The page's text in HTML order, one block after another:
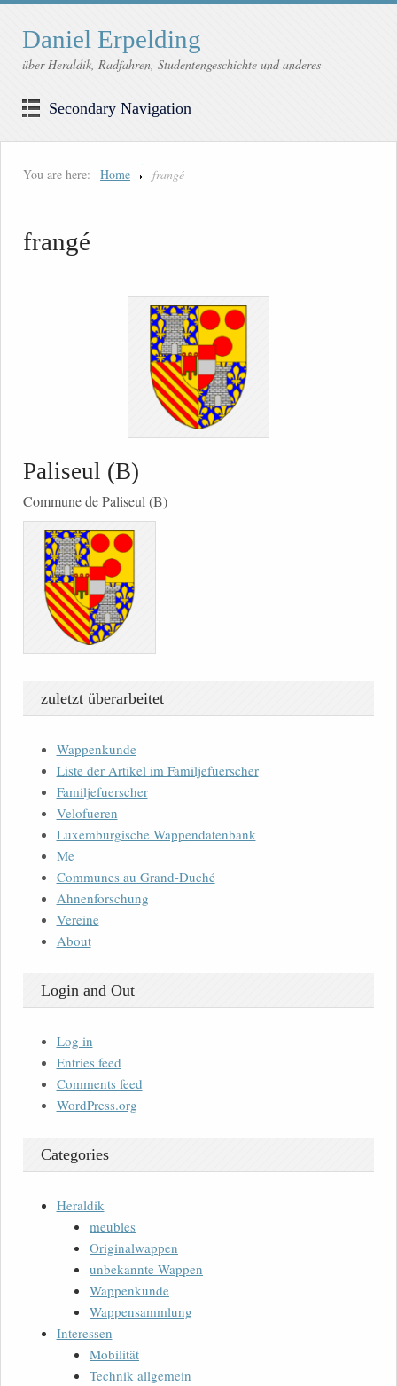
Daniel Erpelding
über Heraldik, Radfahren, Studentengeschichte und anderes
Secondary Navigation
You are here: Home frangé
frangé
Paliseul (B)
Commune de Paliseul (B)
zuletzt überarbeitet
Wappenkunde
Liste der Artikel im Familjefuerscher
Familjefuerscher
Velofueren
Luxemburgische Wappendatenbank
Me
Communes au Grand-Duché
Ahnenforschung
Vereine
About
Login and Out
Log in
Entries feed
Comments feed
WordPress.org
Categories
Heraldik
meubles
Originalwappen
unbekannte Wappen
Wappenkunde
Wappensammlung
Interessen
Mobilität
Technik allgemein